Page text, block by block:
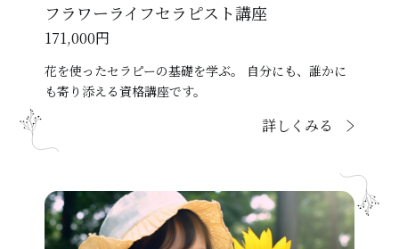
フラワーライフセラピスト講座
171,000円
花を使ったセラピーの基礎を学ぶ。 自分にも、誰かに
も寄り添える資格講座です。
詳しくみる